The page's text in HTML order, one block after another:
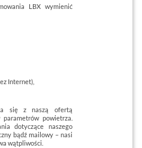
LBX wymienić
Internet),
się z naszą ofertą
powietrza.
dotyczące naszego
bądź mailowy – nasi
wątpliwości.